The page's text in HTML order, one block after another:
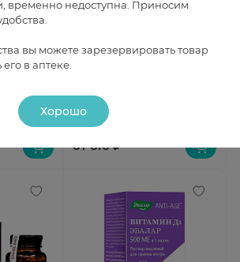
В наличии
от 610 ₽
временно недоступна. Приносим
вы можете зарезервировать товар
в аптеке.
Хорошо